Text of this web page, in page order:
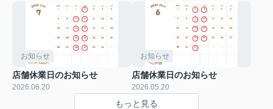
お知らせ
店舗休業日のお知らせ
2026.06.20
お知らせ
店舗休業日のお知らせ
2026.05.20
もっと見る